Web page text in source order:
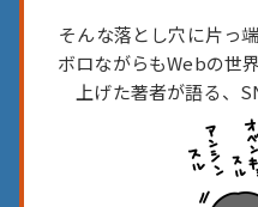
そんな落とし穴に片っ
ボロながらもWebの世
上げた著者が語る、